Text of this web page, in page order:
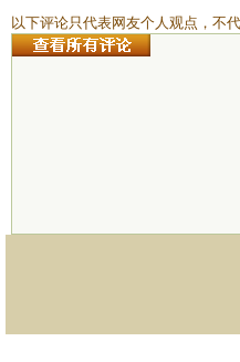
以下评论只代表网友个人观点，不